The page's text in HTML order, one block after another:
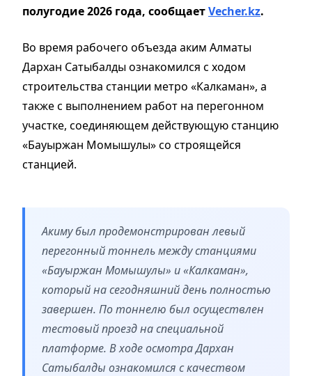
полугодие 2026 года, сообщаетVecher.kz.
Во время рабочего объезда аким Алматы
Дархан Сатыбалды ознакомился с ходом
строительства станции метро «Калкаман», а
также с выполнением работ на перегонном
участке, соединяющем действующую станцию
«Бауыржан Момышулы» со строящейся
станцией.
Акиму был продемонстрирован левый
перегонный тоннель между станциями
«Бауыржан Момышулы» и «Калкаман»,
который на сегодняшний день полностью
завершен. По тоннелю был осуществлен
тестовый проезд на специальной
платформе. В ходе осмотра Дархан
Сатыбалды ознакомился с качеством